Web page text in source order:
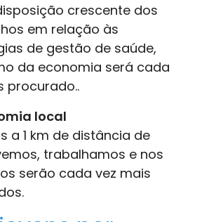
crescente dos
em relação às
de gestão de saúde,
da economia será cada
procurado..
local
a 1 km de distância de
trabalhamos e nos
serão cada vez mais